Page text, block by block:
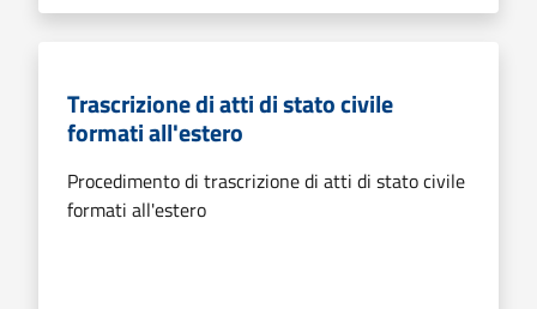
Trascrizione di atti di stato civile
formati all'estero
Procedimento di trascrizione di atti di stato civile
formati all'estero